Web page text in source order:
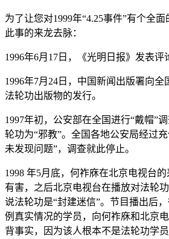
为了让您对1999年“4.25事件”有个全
此事的来龙去脉：
1996年6月17日，《光明日报》发表评
1996年7月24日，中国新闻出版署向
法轮功出版物的发行。
1997年初，公安部在全国进行“戴帽”
轮功为“邪教”。全国各地公安局经过
未发现问题”，调查就此停止。
1998 年5月底，何祚庥在北京电视台
有害，之后北京电视台在播放对法轮
说法轮功是“封建迷信”。节目播出后
例真实情况的学员，向何祚庥和北京
背事实，因为该人根本不是法轮功学